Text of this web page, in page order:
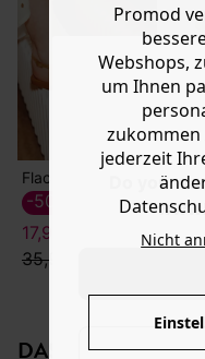
Do you
Gentechnologie
17,99 €
35,99 €
-50%
DAS KÖNNTE
Promod
Webshops,
um Ihnen
zukommen
jederzeit
Nicht